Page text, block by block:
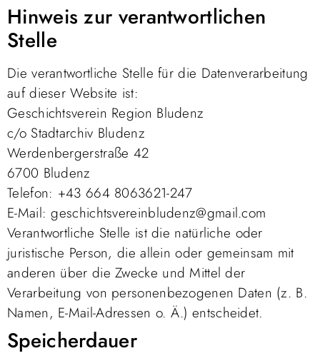
Hinweis zur verantwortlichen
Stelle
Die verantwortliche Stelle für die Datenverarbeitung
auf dieser Website ist:
Geschichtsverein Region Bludenz
c/o Stadtarchiv Bludenz
Werdenbergerstraße 42
6700 Bludenz
Telefon: +43 664 8063621-247
E-Mail: geschichtsvereinbludenz@gmail.com
Verantwortliche Stelle ist die natürliche oder
juristische Person, die allein oder gemeinsam mit
anderen über die Zwecke und Mittel der
Verarbeitung von personenbezogenen Daten (z. B.
Namen, E-Mail-Adressen o. Ä.) entscheidet.
Speicherdauer